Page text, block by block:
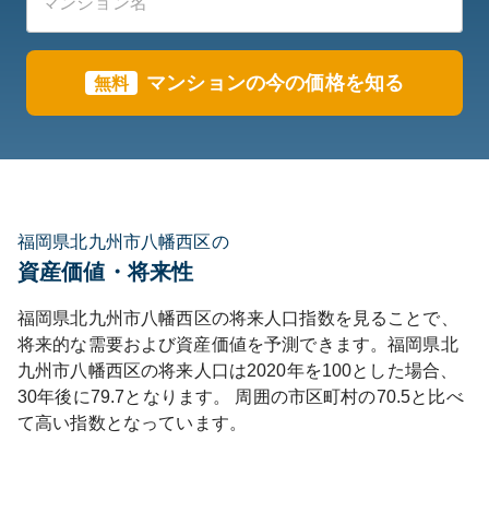
無料 マンションの今の価格を知る
福岡県北九州市八幡西区の
資産価値・将来性
福岡県北九州市八幡西区の将来人口指数を見ることで、
将来的な需要および資産価値を予測できます。福岡県北
九州市八幡西区の将来人口は2020年を100とした場合、
30年後に79.7となります。 周囲の市区町村の70.5と比べ
て高い指数となっています。